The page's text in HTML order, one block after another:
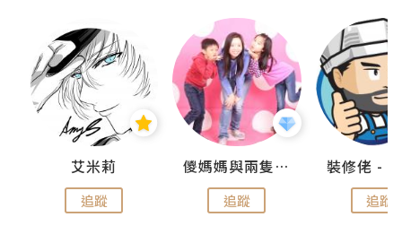
艾米莉
追蹤
儍媽媽與兩隻小魔怪之家
追蹤 追蹤